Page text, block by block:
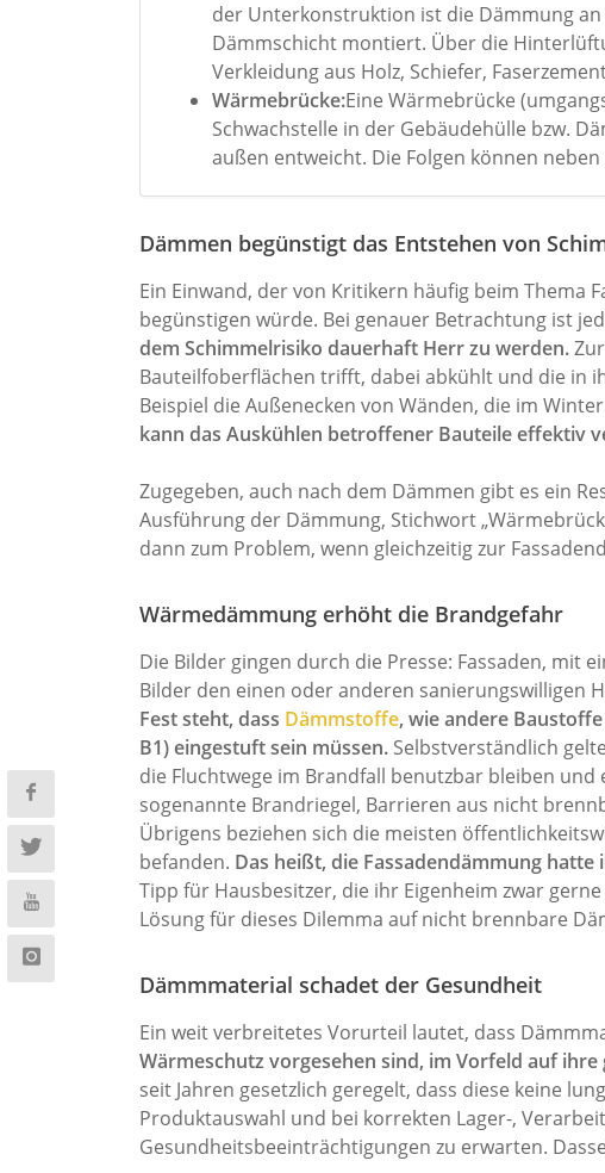
der Unterkonstruktion ist die Dämmung an
Dämmschicht montiert. Über die
Verkleidung aus Holz, Schiefer,
Wärmebrücke:Eine Wärmebrücke
Schwachstelle in der Gebäudehülle bzw.
außen entweicht. Die Folgen können
Dämmen begünstigt das Entstehen von
Ein Einwand, der von Kritikern häufig beim Thema
begünstigen würde. Bei genauer Betrachtung ist
dem Schimmelrisiko dauerhaft Herr zu werden.
Bauteilfoberflächen trifft, dabei abkühlt und die in
Beispiel die Außenecken von Wänden, die im
kann das Auskühlen betroffener Bauteile effektiv
Zugegeben, auch nach dem Dämmen gibt es ein
Ausführung der Dämmung, Stichwort
dann zum Problem, wenn gleichzeitig zur
Wärmedämmung erhöht die Brandgefahr
Die Bilder gingen durch die Presse: Fassaden, mit
Bilder den einen oder anderen sanierungswilligen
Fest steht, dass Dämmstoffe, wie andere
B1) eingestuft sein müssen. Selbstverständlich
die Fluchtwege im Brandfall benutzbar bleiben
sogenannte Brandriegel, Barrieren aus nicht
Übrigens beziehen sich die meisten
befanden. Das heißt, die Fassadendämmung
Tipp für Hausbesitzer, die ihr Eigenheim zwar
Lösung für dieses Dilemma auf nicht brennbare
Dämmmaterial schadet der Gesundheit
Ein weit verbreitetes Vorurteil lautet, dass
Wärmeschutz vorgesehen sind, im Vorfeld auf
seit Jahren gesetzlich geregelt, dass diese keine
Produktauswahl und bei korrekten Lager-,
Gesundheitsbeeinträchtigungen zu erwarten.